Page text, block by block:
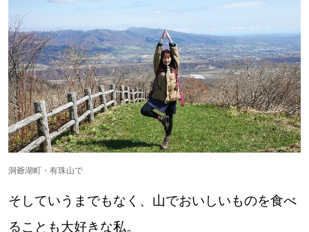
洞爺湖町・有珠山で
そしていうまでもなく、山でおいしいものを食べ
ることも大好きな私。